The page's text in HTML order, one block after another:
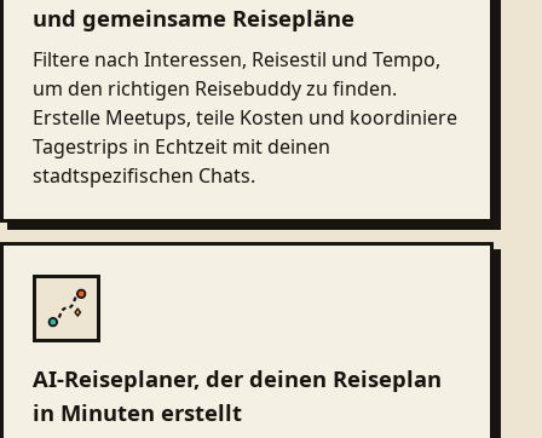
und gemeinsame Reisepläne
Filtere nach Interessen, Reisestil und Tempo,
um den richtigen Reisebuddy zu finden.
Erstelle Meetups, teile Kosten und koordiniere
Tagestrips in Echtzeit mit deinen
stadtspezifischen Chats.
AI-Reiseplaner, der deinen Reiseplan
in Minuten erstellt